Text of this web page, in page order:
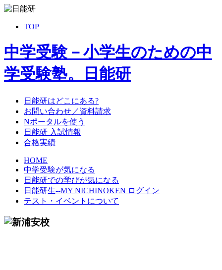
TOP
中学受験－小学生のための中
学受験塾。日能研
日能研はどこにある?
お問い合わせ／資料請求
Nポータルを使う
日能研 入試情報
合格実績
HOME
中学受験が気になる
日能研での学びが気になる
日能研生--MY NICHINOKEN ログイン
テスト・イベントについて